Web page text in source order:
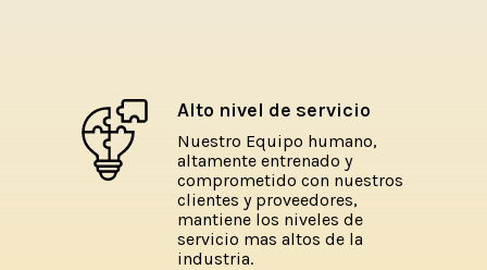
Alto nivel de servicio
Nuestro Equipo humano,
altamente entrenado y
comprometido con nuestros
clientes y proveedores,
mantiene los niveles de
servicio mas altos de la
industria.